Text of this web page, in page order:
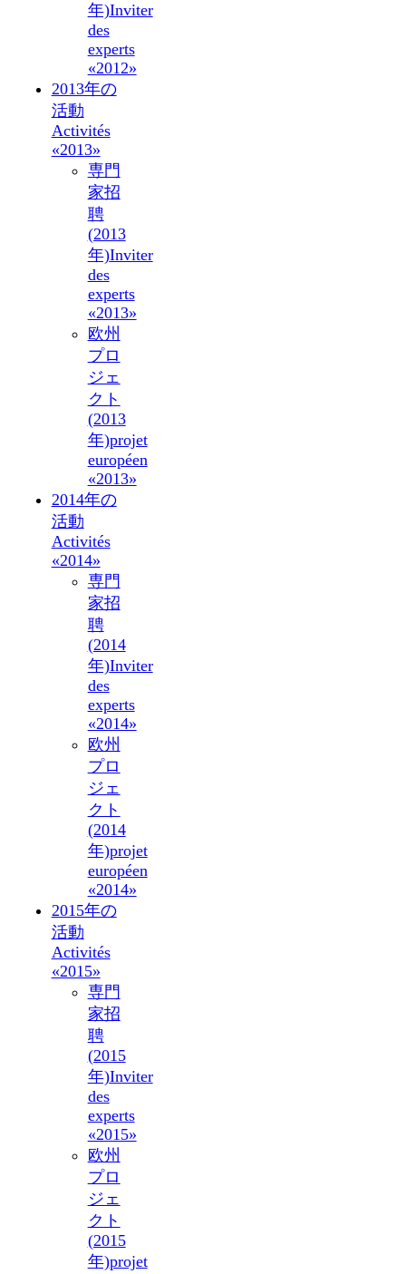
年)Inviter
des
experts
«2012»
2013年の
活動
Activités
«2013»
専門
家招
聘
(2013
年)Inviter
des
experts
«2013»
欧州
プロ
ジェ
クト
(2013
年)projet
européen
«2013»
2014年の
活動
Activités
«2014»
専門
家招
聘
(2014
年)Inviter
des
experts
«2014»
欧州
プロ
ジェ
クト
(2014
年)projet
européen
«2014»
2015年の
活動
Activités
«2015»
専門
家招
聘
(2015
年)Inviter
des
experts
«2015»
欧州
プロ
ジェ
クト
(2015
年)projet